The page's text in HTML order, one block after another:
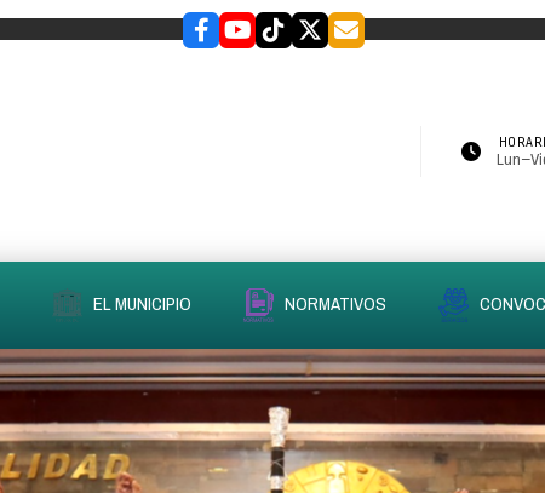
EL MUNICIPIO NORMATIVOS
slider